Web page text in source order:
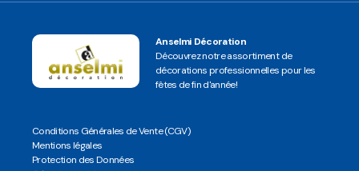
Anselmi Décoration
Découvrez notre assortiment de
décorations professionnelles pour les
fêtes de fin d'année!
Conditions Générales de Vente (CGV)
Mentions légales
Protection des Données